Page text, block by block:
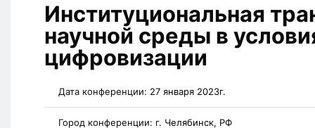
Институциональная
научной среды в
цифровизации
Дата конференции: 27 января 2023г.
Город конференции: г. Челябинск, РФ